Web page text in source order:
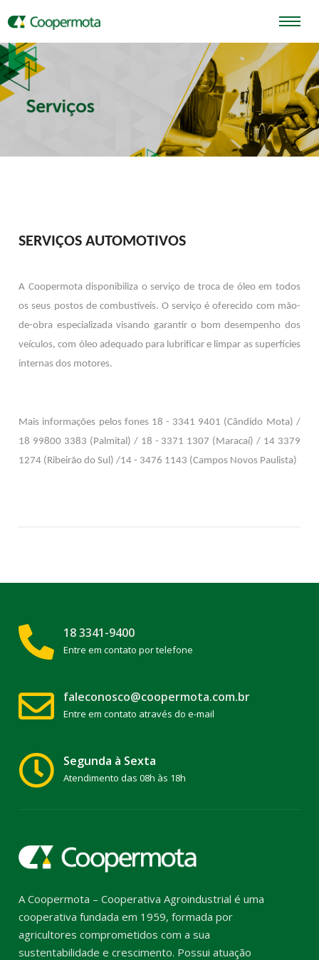
SERVIÇOS AUTOMOTIVOS
A Coopermota disponibiliza o serviço de troca de óleo em todos
os seus postos de combustíveis. O serviço é oferecido com mão-
de-obra especializada visando garantir o bom desempenho dos
veículos, com óleo adequado para lubrificar e limpar as superfícies
internas dos motores.
Mais informações pelos fones 18 - 3341 9401 (Cândido Mota) /
18 99800 3383 (Palmital) / 18 - 3371 1307 (Maracaí) / 14 3379
1274 (Ribeirão do Sul) /14 - 3476 1143 (Campos Novos Paulista)
18 3341-9400
Entre em contato por telefone
faleconosco@coopermota.com.br
Entre em contato através do e-mail
Segunda à Sexta
Atendimento das 08h às 18h
A Coopermota – Cooperativa Agroindustrial é uma
cooperativa fundada em 1959, formada por
agricultores comprometidos com a sua
sustentabilidade e crescimento. Possui atuação